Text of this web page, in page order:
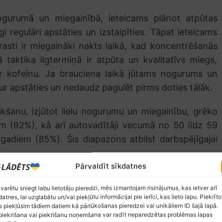
Pārvaldīt sīkdatnes
sniegt labu lietotāju pieredzi, mēs izmantojam risinājumus, kas ietver arī
lai uzglabātu un/vai piekļūtu informācijai pie ierīci, kas lieto lapu.
piekļūsim tādiem datiem kā pārlūkošanas pieredzei vai unikāliem ID šajā lapā.
vai piekrišanu noņemšana var radīt neparedzētas problēmas lapas
un miegainībā, ieteicams plānot atpūtas
regulāri apstāties un izstaipīties. Tāpat ieteicams
ir miegaināki nakts laikā, kad koncentrēšanās
taktika ilgtermiņā ir atpūta un kvalitatīvs miegs,
Ja brauciena laikā jūtams nogurums un
apstāties un nedaudz pagulēt pirms doties tālāk.
izjūtot lielu nogurumu un miegainību, grēko
(92%), kā arī autovadītāji vecumā no 50 līdz 59
(85%). Šis diapazons atbilst darbspējīgajai
secināt, ka noguruši un miegaini visbiežāk
seko autovadītāji no Zemgales (89%) un Pierīgas